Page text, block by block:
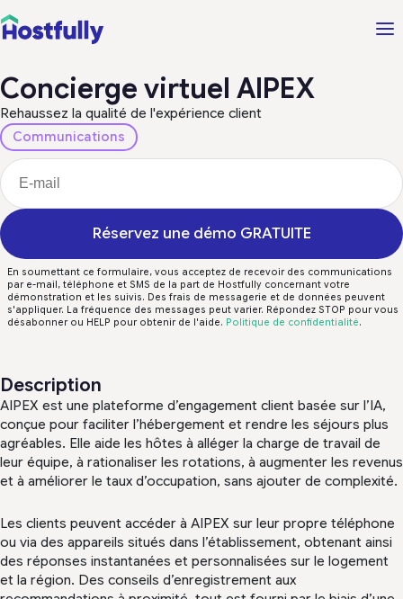
Concierge virtuel AIPEX
Rehaussez la qualité de l'expérience client
Communications
Réservez une démo GRATUITE
En soumettant ce formulaire, vous acceptez de recevoir des communications
par e-mail, téléphone et SMS de la part de Hostfully concernant votre
démonstration et les suivis. Des frais de messagerie et de données peuvent
s'appliquer. La fréquence des messages peut varier. Répondez STOP pour vous
désabonner ou HELP pour obtenir de l'aide. Politique de confidentialité.
Description
AIPEX est une plateforme d’engagement client basée sur l’IA,
conçue pour faciliter l’hébergement et rendre les séjours plus
agréables. Elle aide les hôtes à alléger la charge de travail de
leur équipe, à rationaliser les rotations, à augmenter les revenus
et à améliorer le taux d’occupation, sans ajouter de complexité.
Les clients peuvent accéder à AIPEX sur leur propre téléphone
ou via des appareils situés dans l’établissement, obtenant ainsi
des réponses instantanées et personnalisées sur le logement
et la région. Des conseils d’enregistrement aux